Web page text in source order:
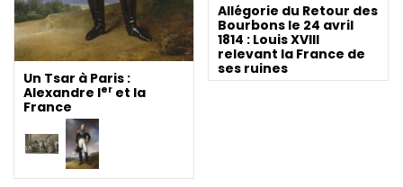
Un Tsar à Paris :
Alexandre Ier et la
France
Allégorie du Retour des
Bourbons le 24 avril
1814 : Louis XVIII
relevant la France de
ses ruines